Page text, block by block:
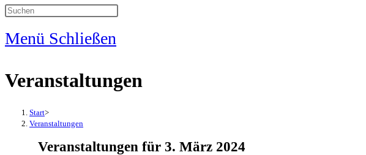
Menü Schließen
Veranstaltungen
Start>
Veranstaltungen
Veranstaltungen für 3. März 2024